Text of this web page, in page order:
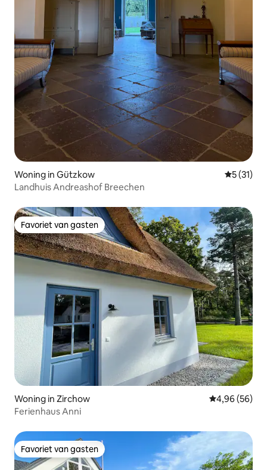
Woning in Gützkow
5 (31)
Landhuis Andreashof Breechen
Favoriet van gasten
Favoriet van gasten
Woning in Zirchow Gemiddelde
4,96 (56)
Ferienhaus Anni
Favoriet van gasten
Favoriet van gasten